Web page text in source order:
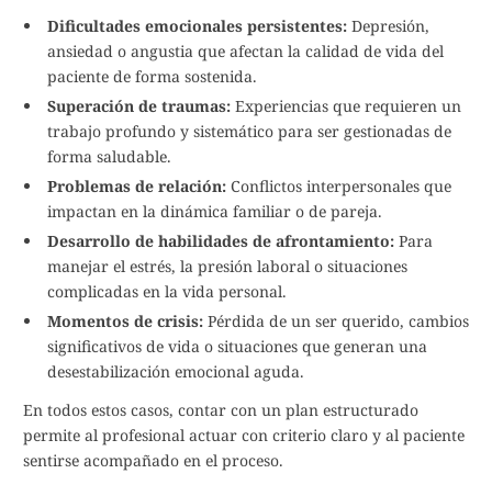
Dificultades emocionales persistentes: Depresión,
ansiedad o angustia que afectan la calidad de vida del
paciente de forma sostenida.
Superación de traumas: Experiencias que requieren un
trabajo profundo y sistemático para ser gestionadas de
forma saludable.
Problemas de relación: Conflictos interpersonales que
impactan en la dinámica familiar o de pareja.
Desarrollo de habilidades de afrontamiento: Para
manejar el estrés, la presión laboral o situaciones
complicadas en la vida personal.
Momentos de crisis: Pérdida de un ser querido, cambios
significativos de vida o situaciones que generan una
desestabilización emocional aguda.
En todos estos casos, contar con un plan estructurado
permite al profesional actuar con criterio claro y al paciente
sentirse acompañado en el proceso.